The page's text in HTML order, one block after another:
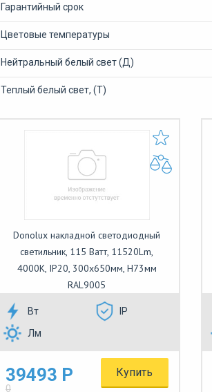
Гарантийный срок
Цветовые температуры
Нейтральный белый свет (Д)
Теплый белый свет, (Т)
Donolux накладной светодиодный
светильник, 115 Ватт, 11520Lm,
4000К, IP20, 300х650мм, H73мм
RAL9005
Вт
IP
Лм
39493 Р
0
Купить